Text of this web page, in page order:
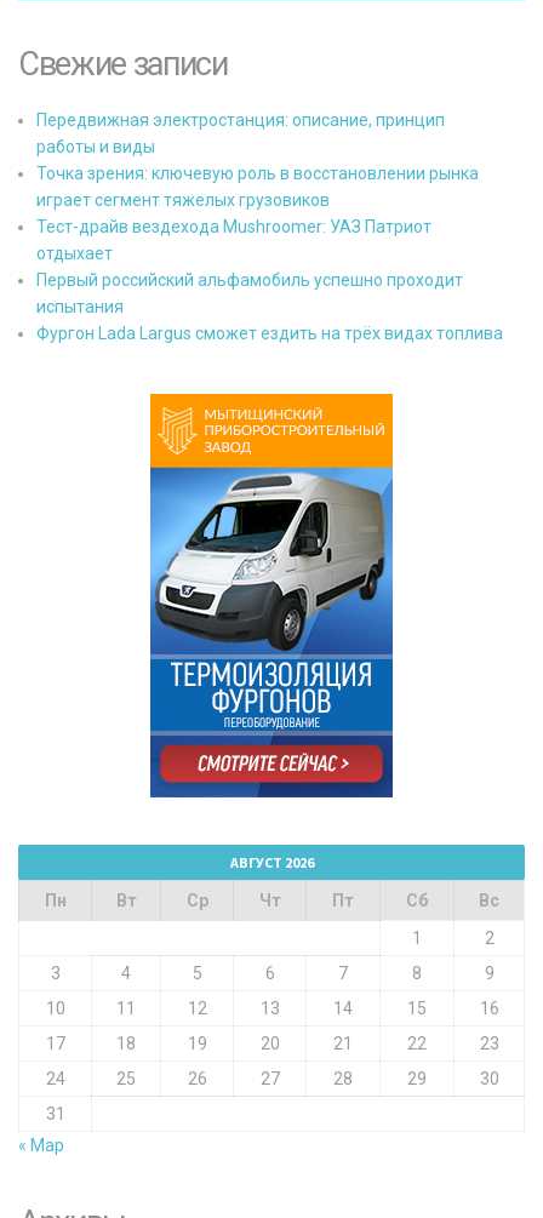
Свежие записи
Передвижная электростанция: описание, принцип
работы и виды
Точка зрения: ключевую роль в восстановлении рынка
играет сегмент тяжелых грузовиков
Тест-драйв вездехода Mushroomer: УАЗ Патриот
отдыхает
Первый российский альфамобиль успешно проходит
испытания
Фургон Lada Largus сможет ездить на трёх видах топлива
АВГУСТ 2026
Пн Вт Ср Чт Пт Сб
Вс
1
2
3
4 5 6 7 8
9
10
11 12 13 14 15
16
17
18 19 20 21 22
23
24
25 26 27 28 29
30
31
« Мар